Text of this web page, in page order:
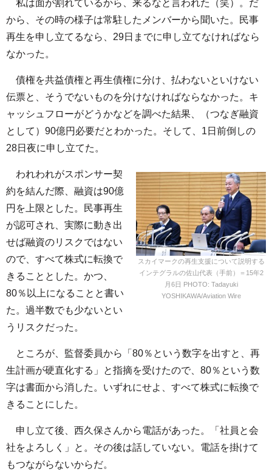
私は面が割れているから、来るなと言われた（笑）。だ
から、その時の様子は常駐したメンバーから聞いた。民事
再生を申し立てるなら、29日までに申し立てなければなら
なかった。
債権を共益債権と再生債権に分け、払わないといけない
伝票と、そうでないものを分けなければならなかった。キ
ャッシュフローがどうかなどを調べた結果、（つなぎ融資
として）90億円必要だとわかった。そして、1日前倒しの
28日夜に申し立てた。
スカイマークの再生支援について説明する
インテグラルの佐山代表（手前）＝15年2
月6日 PHOTO: Tadayuki
YOSHIKAWA/Aviation Wire
われわれがスポンサー契
約を結んだ際、融資は90億
円を上限とした。民事再生
が認可され、実際に動き出
せば融資のリスクではない
ので、すべて株式に転換で
きることとした。かつ、
80％以上になることと書い
た。過半数でも少ないとい
うリスクだった。
ところが、監督委員から「80％という数字を出すと、再
生計画が硬直化する」と指摘を受けたので、80％という数
字は書面から消した。いずれにせよ、すべて株式に転換で
きることにした。
申し立て後、西久保さんから電話があった。「社員と会
社をよろしく」と。その後は話していない。電話を掛けて
もつながらないからだ。